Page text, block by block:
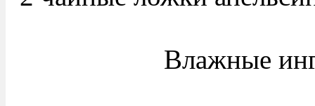
Влажные